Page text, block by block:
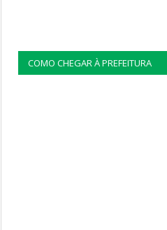
COMO CHEGAR À PREFEITURA